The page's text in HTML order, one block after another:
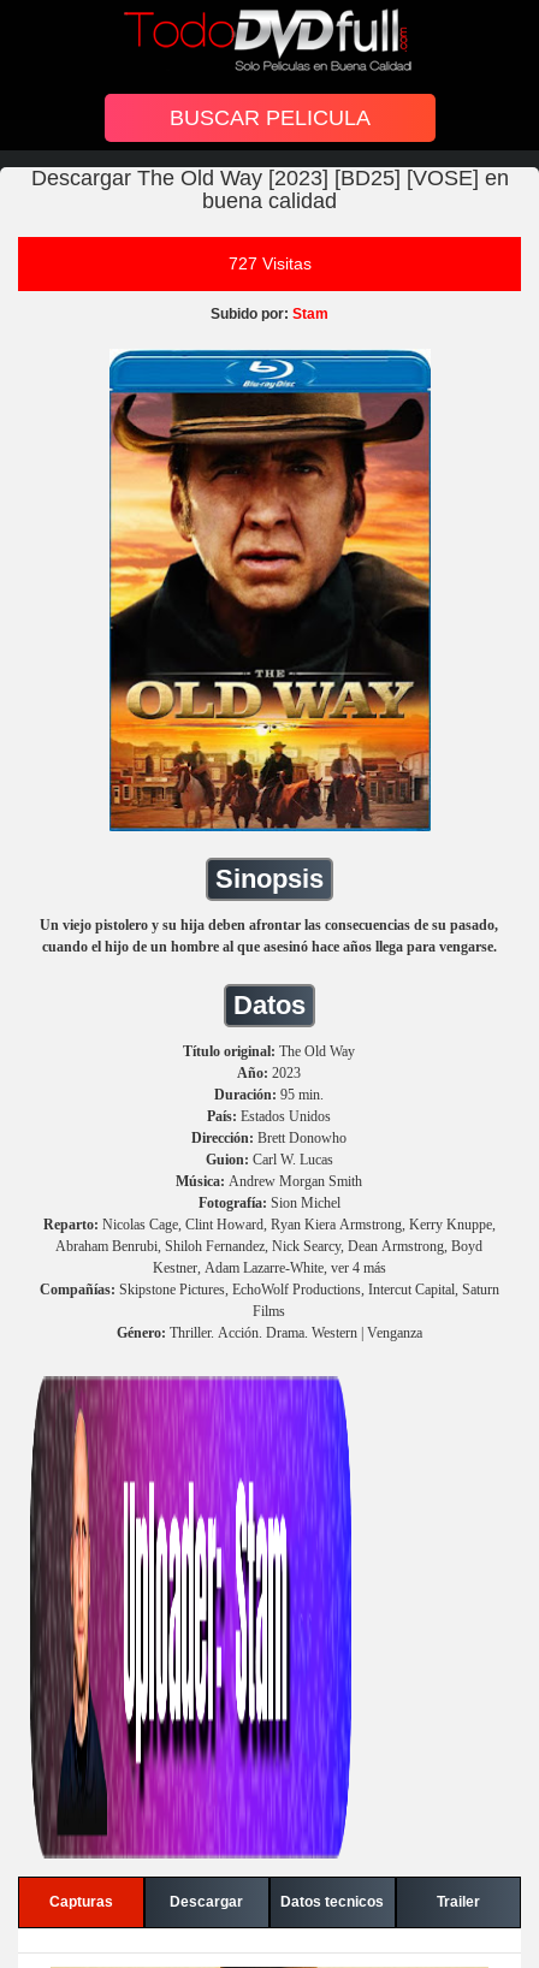
Descargar The Old Way [2023] [BD25] [VOSE] en
buena calidad
727 Visitas
Subido por: Stam
Sinopsis
Un viejo pistolero y su hija deben afrontar las consecuencias de su pasado,
cuando el hijo de un hombre al que asesinó hace años llega para vengarse.
Datos
Título original: The Old Way
Año: 2023
Duración: 95 min.
País: Estados Unidos
Dirección: Brett Donowho
Guion: Carl W. Lucas
Música: Andrew Morgan Smith
Fotografía: Sion Michel
Reparto: Nicolas Cage, Clint Howard, Ryan Kiera Armstrong, Kerry Knuppe,
Abraham Benrubi, Shiloh Fernandez, Nick Searcy, Dean Armstrong, Boyd
Kestner, Adam Lazarre-White, ver 4 más
Compañías: Skipstone Pictures, EchoWolf Productions, Intercut Capital, Saturn
Films
Género: Thriller. Acción. Drama. Western | Venganza
Capturas Descargar Datos tecnicos Trailer